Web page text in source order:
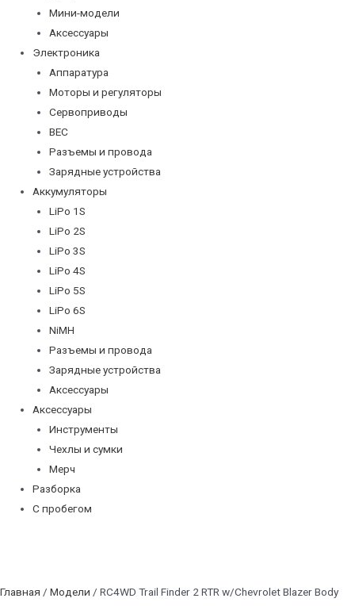
Мини-модели
Аксессуары
Электроника
Аппаратура
Моторы и регуляторы
Сервоприводы
BEC
Разъемы и провода
Зарядные устройства
Аккумуляторы
LiPo 1S
LiPo 2S
LiPo 3S
LiPo 4S
LiPo 5S
LiPo 6S
NiMH
Разъемы и провода
Зарядные устройства
Аксессуары
Аксессуары
Инструменты
Чехлы и сумки
Мерч
Разборка
С пробегом
Главная / Модели / RC4WD Trail Finder 2 RTR w/Chevrolet Blazer Body